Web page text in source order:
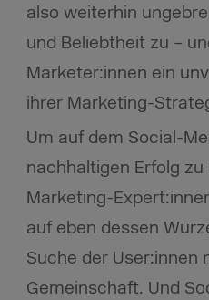
also weiterhin
und Beliebtheit zu –
Marketer:innen ein
ihrer Marketing-
Um auf dem Social-
nachhaltigen Erfolg
Marketing-
auf eben dessen
Suche der User:innen
Gemeinschaft. Und